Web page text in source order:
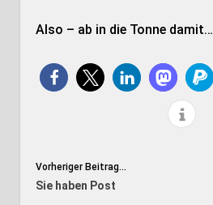
Also – ab in die Tonne damit…
Vorheriger Beitrag...
Sie haben Post